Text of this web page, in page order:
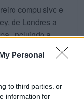
Personal
to third parties, or
information for
compulsivo e
de Londres a
incluindo a
a Mongólia,
para o
que se tornou